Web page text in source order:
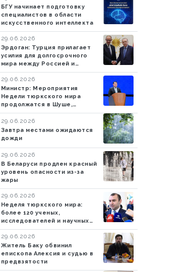
БГУ начинает подготовку
специалистов в области
искусственного интеллекта
29.06.2026
Эрдоган: Турция прилагает
усилия для долгосрочного
мира между Россией и
Украиной
29.06.2026
Министр: Мероприятия
Недели тюркского мира
продолжатся в Шуше,
Ханкенди и Агдаме
29.06.2026
Завтра местами ожидаются
дожди
29.06.2026
В Беларуси продлен красный
уровень опасности из-за
жары
29.06.2026
Неделя тюркского мира:
более 120 ученых,
исследователей и научных
сотрудников из более чем 20
стран
29.06.2026
Житель Баку обвинил
епископа Алексия и судью в
предвзятости